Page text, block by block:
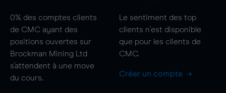
0% des comptes clients
de CMC ayant des
positions ouvertes sur
Brockman Mining Ltd
s'attendent à une move
du cours.
Le sentiment des top
clients n'est disponible
que pour les clients de
CMC.
Créer un compte